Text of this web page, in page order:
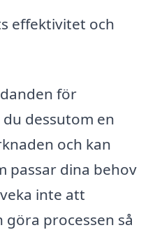
effektivitet och
för
dessutom en
och kan
passar dina behov
inte att
processen så